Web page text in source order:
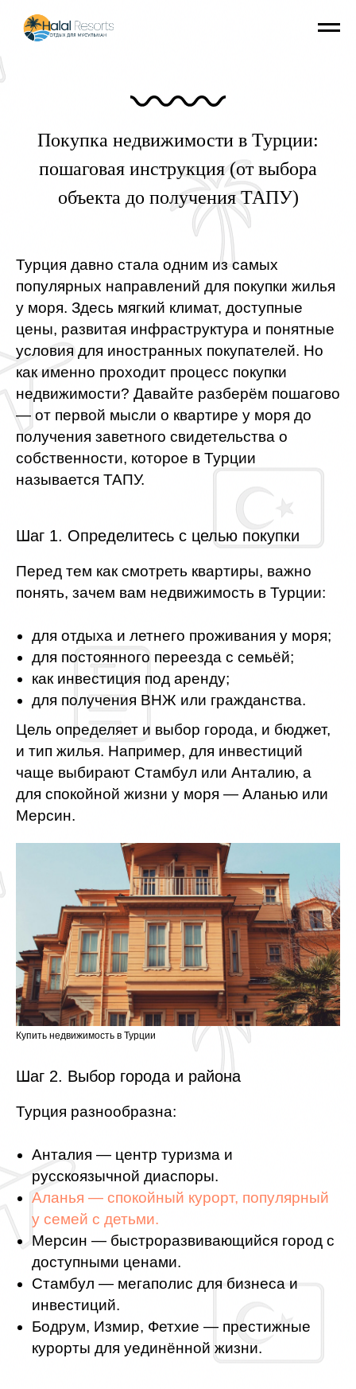
Покупка недвижимости в Турции:
пошаговая инструкция (от выбора
объекта до получения ТАПУ)
Турция давно стала одним из самых
популярных направлений для покупки жилья
у моря. Здесь мягкий климат, доступные
цены, развитая инфраструктура и понятные
условия для иностранных покупателей. Но
как именно проходит процесс покупки
недвижимости? Давайте разберём пошагово
— от первой мысли о квартире у моря до
получения заветного свидетельства о
собственности, которое в Турции
называется ТАПУ.
Шаг 1. Определитесь с целью покупки
Перед тем как смотреть квартиры, важно
понять, зачем вам недвижимость в Турции:
для отдыха и летнего проживания у моря;
для постоянного переезда с семьёй;
как инвестиция под аренду;
для получения ВНЖ или гражданства.
Цель определяет и выбор города, и бюджет,
и тип жилья. Например, для инвестиций
чаще выбирают Стамбул или Анталию, а
для спокойной жизни у моря — Аланью или
Мерсин.
Купить недвижимость в Турции
Шаг 2. Выбор города и района
Турция разнообразна:
Анталия — центр туризма и
русскоязычной диаспоры.
Аланья — спокойный курорт, популярный
у семей с детьми.
Мерсин — быстроразвивающийся город с
доступными ценами.
Стамбул — мегаполис для бизнеса и
инвестиций.
Бодрум, Измир, Фетхие — престижные
курорты для уединённой жизни.